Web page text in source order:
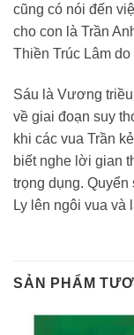
cũng có nói đến
cho con là Trần
Thiền Trúc Lâm
Sáu là Vương
về giai đoạn suy
khi các vua Trần
biết nghe lời gian
trọng dụng.
Ly lên ngôi vua và
SẢN PHẨM